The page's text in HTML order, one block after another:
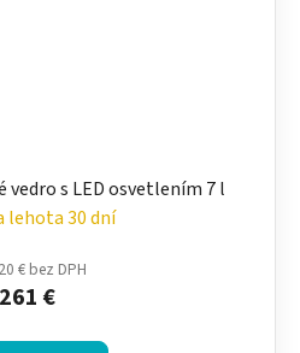
vedro s LED osvetlením 7 l
lehota 30 dní
€ bez DPH
261 €